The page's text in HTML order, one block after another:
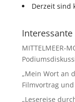
Derzeit sind
MITTELMEER-
„Mein Wort an
Filmvortrag
„Lesereise